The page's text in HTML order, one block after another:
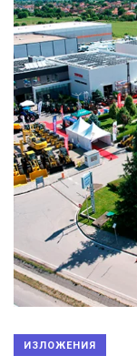
ИЗЛОЖЕНИЯ